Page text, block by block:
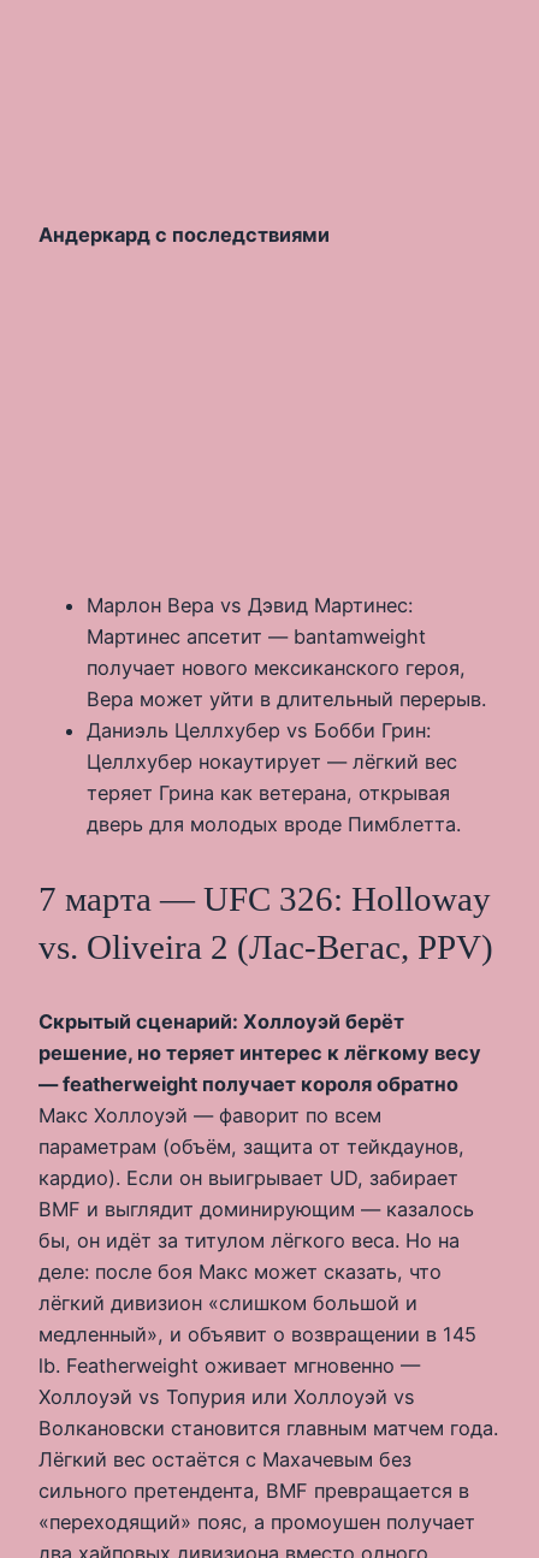
Андеркард с последствиями
Марлон Вера vs Дэвид Мартинес:
Мартинес апсетит — bantamweight
получает нового мексиканского героя,
Вера может уйти в длительный перерыв.
Даниэль Целлхубер vs Бобби Грин:
Целлхубер нокаутирует — лёгкий вес
теряет Грина как ветерана, открывая
дверь для молодых вроде Пимблетта.
7 марта — UFC 326: Holloway
vs. Oliveira 2 (Лас-Вегас, PPV)
Скрытый сценарий: Холлоуэй берёт
решение, но теряет интерес к лёгкому весу
— featherweight получает короля обратно
Макс Холлоуэй — фаворит по всем
параметрам (объём, защита от тейкдаунов,
кардио). Если он выигрывает UD, забирает
BMF и выглядит доминирующим — казалось
бы, он идёт за титулом лёгкого веса. Но на
деле: после боя Макс может сказать, что
лёгкий дивизион «слишком большой и
медленный», и объявит о возвращении в 145
lb. Featherweight оживает мгновенно —
Холлоуэй vs Топурия или Холлоуэй vs
Волкановски становится главным матчем года.
Лёгкий вес остаётся с Махачевым без
сильного претендента, BMF превращается в
«переходящий» пояс, а промоушен получает